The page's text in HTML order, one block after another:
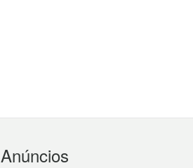
Anúncios